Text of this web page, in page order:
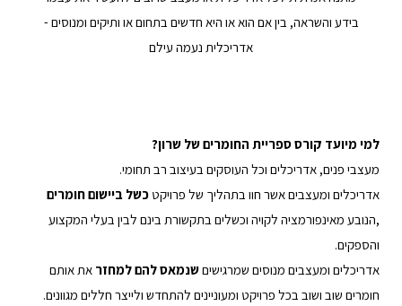
בידע
למי מיועד קורס ספריית החומרים של שרון?
מעצבי פנים, אדריכלים וכל העוסקים בעיצוב רב תחומי.
אדריכלים ומעצבים אשר חוו בתהליך של פרויקט כשל ביישום חומרים
,הנובע מאינפורמציה לקויה וכשלים בתקשורת בינם לבין בעלי המקצוע
והספקים.
אדריכלים ומעצבים מנוסים שמרגישיםשנמאס להם למחזר את אותם
חומרים שוב ושוב בכל פרויקט ומעוניינים להתחדש ולייצר חללים מגוונים.